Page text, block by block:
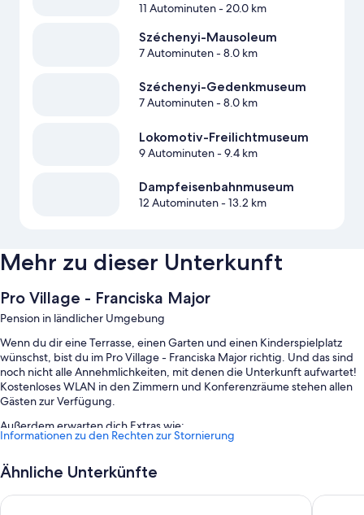
11 Autominuten- 20.0 km
Széchenyi-Mausoleum
7 Autominuten- 8.0 km
Széchenyi-Gedenkmuseum
7 Autominuten- 8.0 km
Lokomotiv-Freilichtmuseum
9 Autominuten- 9.4 km
Dampfeisenbahnmuseum
12 Autominuten- 13.2 km
Mehr zu dieser Unterkunft
Pro Village - Franciska Major
Pension in ländlicher Umgebung
Wenn du dir eine Terrasse, einen Garten und einen Kinderspielplatz
wünschst, bist du im Pro Village - Franciska Major richtig. Und das sind
noch nicht alle Annehmlichkeiten, mit denen die Unterkunft aufwartet!
Kostenloses WLAN in den Zimmern und Konferenzräume stehen allen
Gästen zur Verfügung.
Außerdem erwarten dich Extras wie:
Gepäckaufbewahrung, 2 Tagungsräume und Rauchverbot in der
Informationen zu den Rechten zur Stornierung
Ähnliche Unterkünfte
Pannonia Hotel